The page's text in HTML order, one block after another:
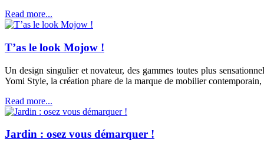
Read more...
T’as le look Mojow !
Un design singulier et novateur, des gammes toutes plus
Yomi Style, la création phare de la marque de mobilier
Read more...
Jardin : osez vous démarquer !